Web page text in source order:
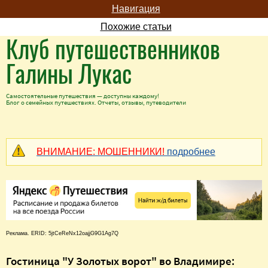
Навигация
Похожие статьи
Клуб путешественников
Галины Лукас
Самостоятельные путешествия — доступны каждому!
Блог о семейных путешествиях. Отчеты, отзывы, путеводители
ВНИМАНИЕ: МОШЕННИКИ! подробнее
Реклама. ERID: 5jtCeReNx12oajjG9G1Ag7Q
Гостиница "У Золотых ворот" во Владимире: